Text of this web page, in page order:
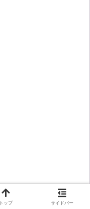
トップ サイドバー